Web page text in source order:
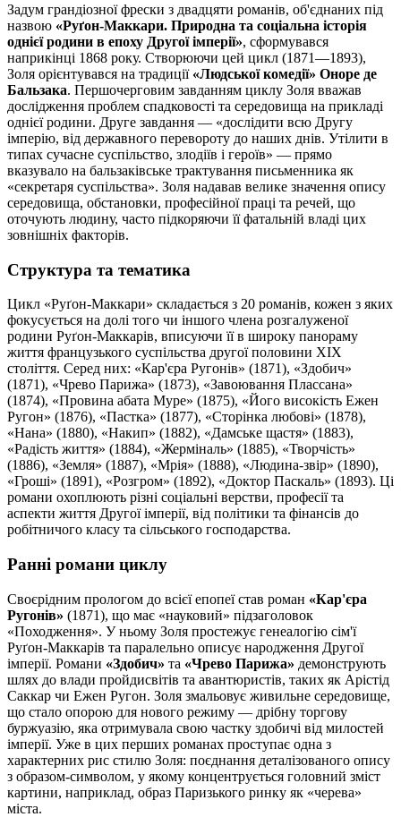
Задум грандіозної фрески з двадцяти романів, об'єднаних під
назвою «Руґон-Маккари. Природна та соціальна історія
однієї родини в епоху Другої імперії», сформувався
наприкінці 1868 року. Створюючи цей цикл (1871—1893),
Золя орієнтувався на традиції «Людської комедії» Оноре де
Бальзака. Першочерговим завданням циклу Золя вважав
дослідження проблем спадковості та середовища на прикладі
однієї родини. Друге завдання — «дослідити всю Другу
імперію, від державного перевороту до наших днів. Утілити в
типах сучасне суспільство, злодіїв і героїв» — прямо
вказувало на бальзаківське трактування письменника як
«секретаря суспільства». Золя надавав велике значення опису
середовища, обстановки, професійної праці та речей, що
оточують людину, часто підкоряючи її фатальній владі цих
зовнішніх факторів.
Структура та тематика
Цикл «Руґон-Маккари» складається з 20 романів, кожен з яких
фокусується на долі того чи іншого члена розгалуженої
родини Руґон-Маккарів, вписуючи її в широку панораму
життя французького суспільства другої половини XIX
століття. Серед них: «Кар'єра Ругонів» (1871), «Здобич»
(1871), «Чрево Парижа» (1873), «Завоювання Плассана»
(1874), «Провина абата Муре» (1875), «Його високість Ежен
Ругон» (1876), «Пастка» (1877), «Сторінка любові» (1878),
«Нана» (1880), «Накип» (1882), «Дамське щастя» (1883),
«Радість життя» (1884), «Жерміналь» (1885), «Творчість»
(1886), «Земля» (1887), «Мрія» (1888), «Людина-звір» (1890),
«Гроші» (1891), «Розгром» (1892), «Доктор Паскаль» (1893). Ці
романи охоплюють різні соціальні верстви, професії та
аспекти життя Другої імперії, від політики та фінансів до
робітничого класу та сільського господарства.
Ранні романи циклу
Своєрідним прологом до всієї епопеї став роман «Кар'єра
Ругонів» (1871), що має «науковий» підзаголовок
«Походження». У ньому Золя простежує генеалогію сім'ї
Руґон-Маккарів та паралельно описує народження Другої
імперії. Романи «Здобич» та «Чрево Парижа» демонструють
шлях до влади пройдисвітів та авантюристів, таких як Арістід
Саккар чи Ежен Ругон. Золя змальовує живильне середовище,
що стало опорою для нового режиму — дрібну торгову
буржуазію, яка отримувала свою частку здобичі від милостей
імперії. Уже в цих перших романах проступає одна з
характерних рис стилю Золя: поєднання деталізованого опису
з образом-символом, у якому концентрується головний зміст
картини, наприклад, образ Паризького ринку як «черева»
міста.